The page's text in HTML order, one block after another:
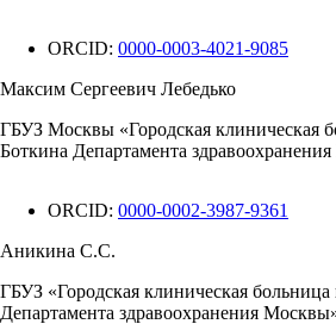
ORCID: 0000-0003-4021-9085
Максим Сергеевич Лебедько
ГБУЗ Москвы «Городская клиническая
Боткина Департамента
ORCID: 0000-0002-3987-9361
Аникина С.С.
ГБУЗ «Городская клиническая
Департамента здравоохранения